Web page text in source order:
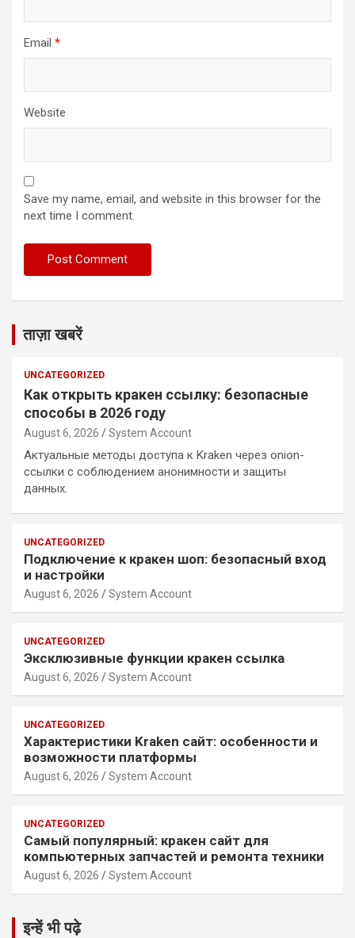
Email *
Website
Save my name, email, and website in this browser for the
next time I comment.
ताज़ा खबरें
UNCATEGORIZED
Как открыть кракен ссылку: безопасные
способы в 2026 году
August 6, 2026 System Account
Актуальные методы доступа к Kraken через onion-
ссылки с соблюдением анонимности и защиты
данных.
UNCATEGORIZED
Подключение к кракен шоп: безопасный вход
и настройки
August 6, 2026 System Account
UNCATEGORIZED
Эксклюзивные функции кракен ссылка
August 6, 2026 System Account
UNCATEGORIZED
Характеристики Kraken сайт: особенности и
возможности платформы
August 6, 2026 System Account
UNCATEGORIZED
Самый популярный: кракен сайт для
компьютерных запчастей и ремонта техники
August 6, 2026 System Account
इन्हें भी पढ़े